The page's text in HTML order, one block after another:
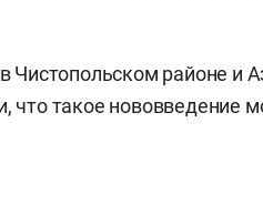
Чистопольском районе и
что такое нововведение